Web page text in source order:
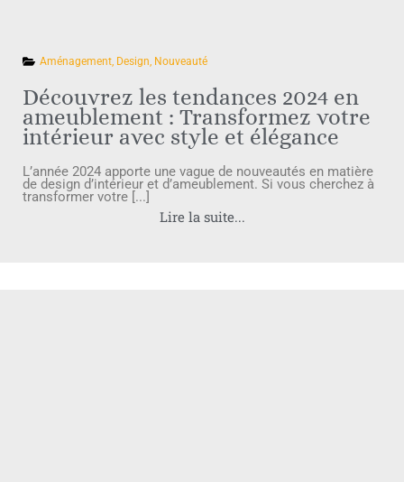
Aménagement Design Nouveauté
Découvrez les tendances 2024 en
ameublement : Transformez votre
intérieur avec style et élégance
L’année 2024 apporte une vague de nouveautés en matière
de design d’intérieur et d’ameublement. Si vous cherchez à
transformer votre [...]
Lire la suite...